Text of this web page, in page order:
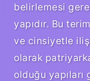
belirlemesi
yapıdır. Bu
ve cinsiyetle
olarak
olduğu